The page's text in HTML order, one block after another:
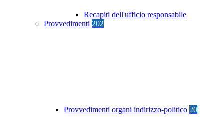
Recapiti dell'ufficio responsabile
Provvedimenti 202
Provvedimenti organi indirizzo-politico 20